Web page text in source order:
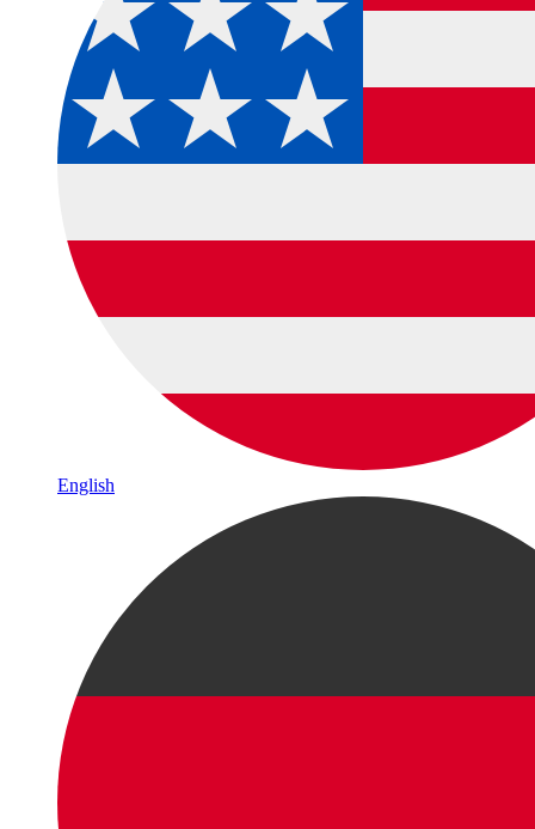
English